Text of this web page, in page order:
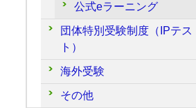
公式eラーニング
団体特別受験制度（IPテス
ト）
海外受験
その他